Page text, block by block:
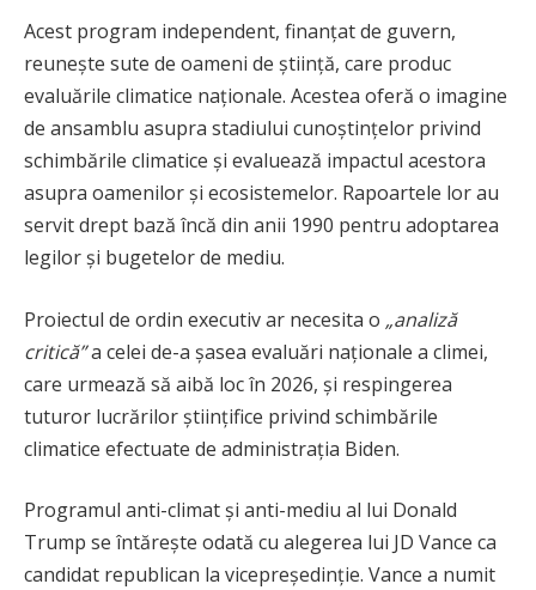
Acest program independent, finanțat de guvern,
reunește sute de oameni de știință, care produc
evaluările climatice naționale. Acestea oferă o imagine
de ansamblu asupra stadiului cunoștințelor privind
schimbările climatice și evaluează impactul acestora
asupra oamenilor și ecosistemelor. Rapoartele lor au
servit drept bază încă din anii 1990 pentru adoptarea
legilor și bugetelor de mediu.
Proiectul de ordin executiv ar necesita o „analiză
critică”a celei de-a șasea evaluări naționale a climei,
care urmează să aibă loc în 2026, și respingerea
tuturor lucrărilor științifice privind schimbările
climatice efectuate de administrația Biden.
Programul anti-climat și anti-mediu al lui Donald
Trump se întărește odată cu alegerea lui JD Vance ca
candidat republican la vicepreședinție. Vance a numit